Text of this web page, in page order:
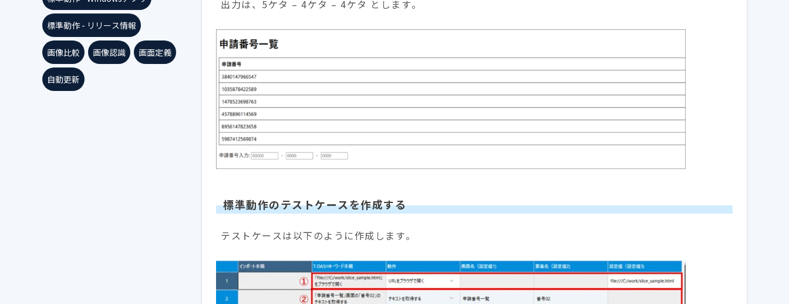
出力は、5ケタ – 4ケタ – 4ケタ とします。
標準動作のテストケースを作成する
テストケースは以下のように作成します。
標準動作 - リリース情報
画像比較 画像認識 画面定義
自動更新